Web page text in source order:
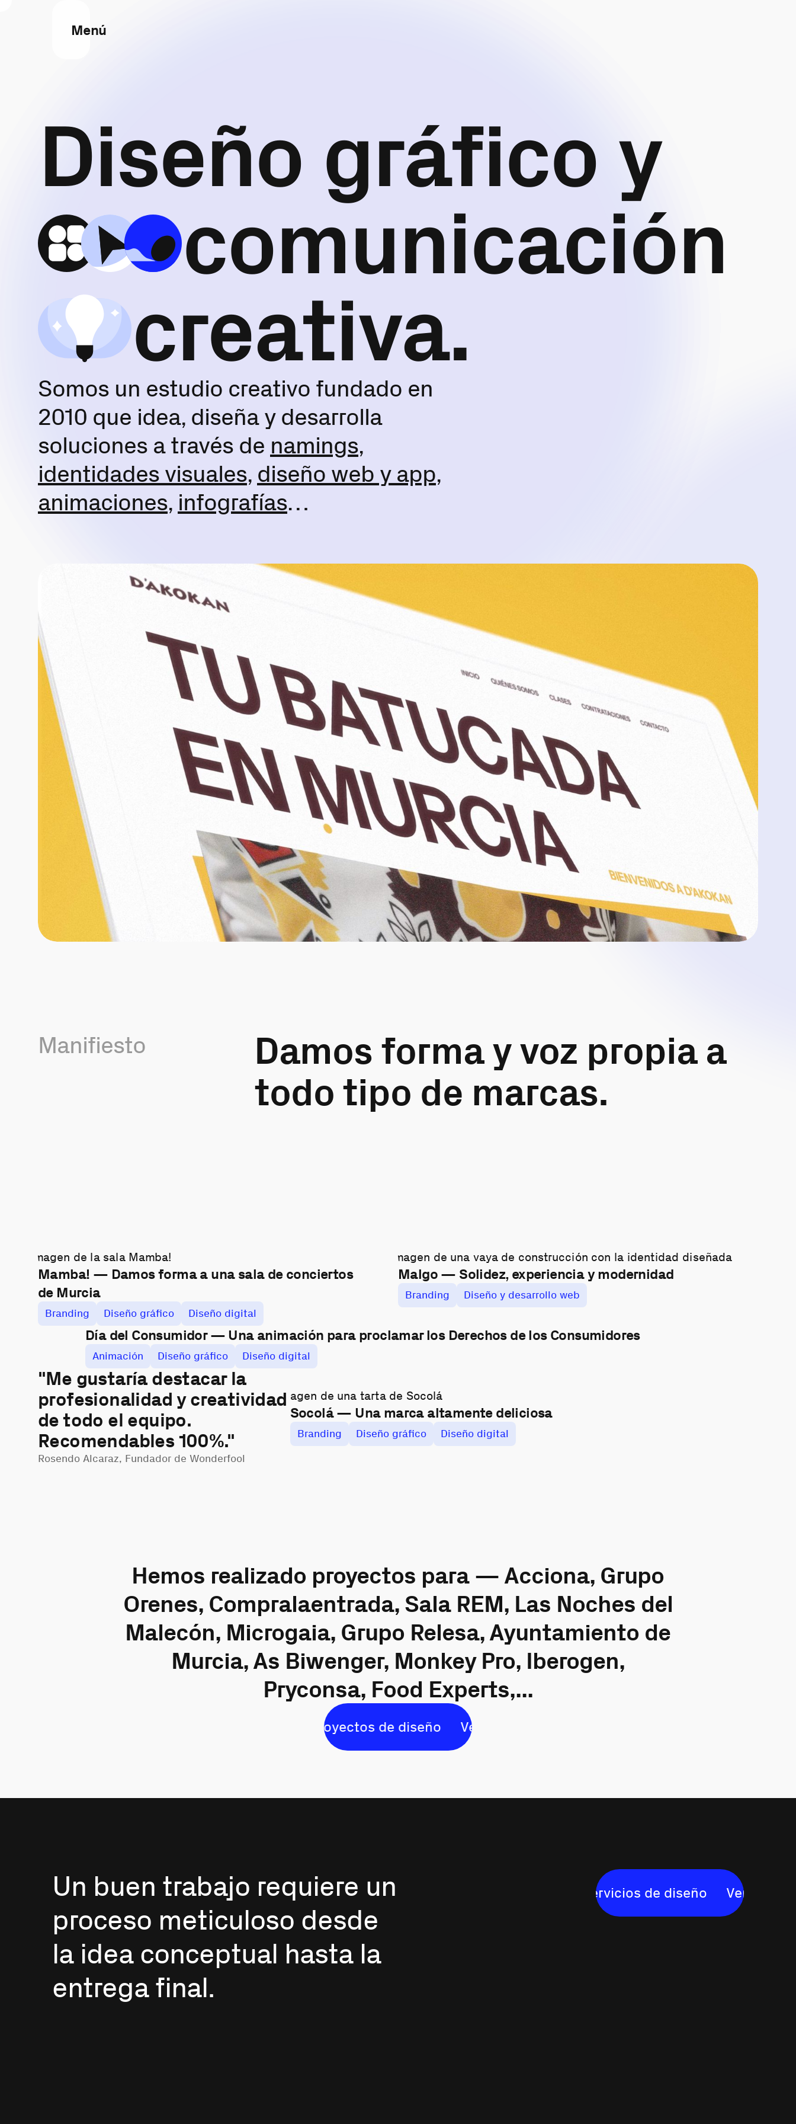
Menú
Diseño gráfico y
comunicación
creativa.
Somos un estudio creativo fundado en
2010 que idea, diseña y desarrolla
soluciones a través de namings,
identidades visuales, diseño web y app,
animaciones, infografías…
Manifiesto
Damos forma y voz propia a
todo tipo de marcas.
Mamba! — Damos forma a una sala de conciertos
de Murcia
Branding Diseño gráfico Diseño digital
Malgo — Solidez, experiencia y modernidad
Branding Diseño y desarrollo web
Día del Consumidor — Una animación para proclamar los Derechos de los Consumidores
Animación Diseño gráfico Diseño digital
"Me gustaría destacar la
profesionalidad y creatividad
de todo el equipo.
Recomendables 100%."
Rosendo Alcaraz, Fundador de Wonderfool
Socolá — Una marca altamente deliciosa
Branding Diseño gráfico Diseño digital
Hemos realizado proyectos para — Acciona, Grupo
Orenes, Compralaentrada, Sala REM, Las Noches del
Malecón, Microgaia, Grupo Relesa, Ayuntamiento de
Murcia, As Biwenger, Monkey Pro, Iberogen,
Pryconsa, Food Experts,...
Ver proyectos de diseño Ver proyectos de diseño
Un buen trabajo requiere un
proceso meticuloso desde
la idea conceptual hasta la
entrega final.
Ver servicios de diseño Ver servicios de